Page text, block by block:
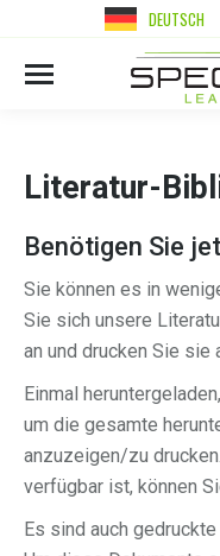
DEUTSCH
Literatur-
Benötigen Sie
Sie können es in
Sie sich unsere
an und drucken Sie sie
Einmal
um die gesamte
anzuzeigen/zu
verfügbar ist, können
Es sind auch